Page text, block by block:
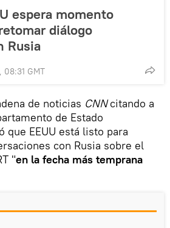
espera momento
diálogo
Rusia
GMT
de noticias CNNcitando a
de Estado
EEUU está listo para
con Rusia sobre el
"en la fecha más temprana